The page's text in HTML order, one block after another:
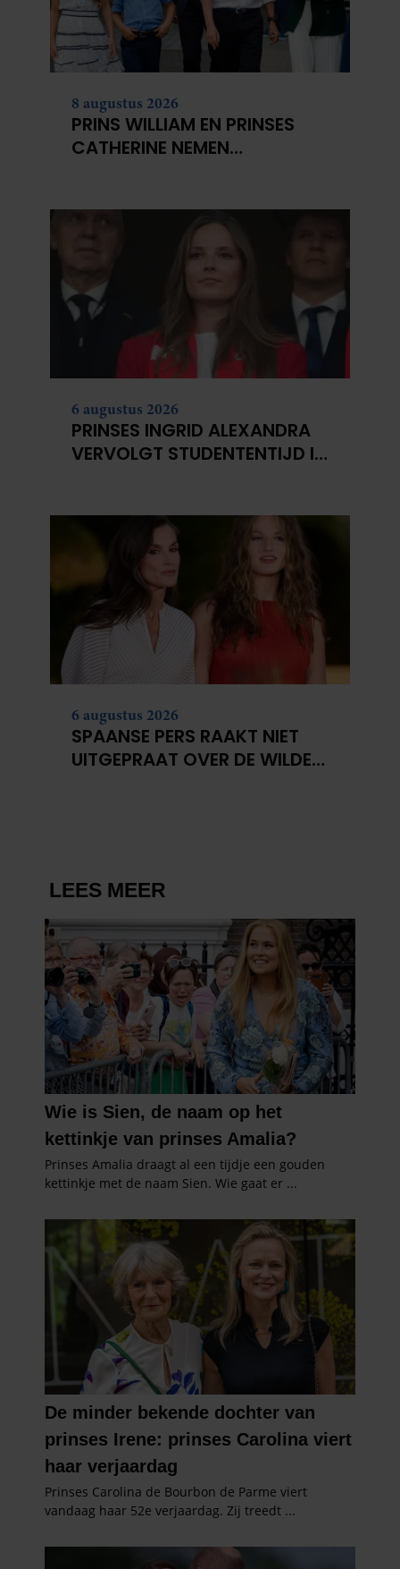
partners kunnen deze gegevens combineren met andere
informatie die u aan ze heeft verstrekt of die ze hebben
verzameld op basis van uw gebruik van hun services. U
gebruiken.8 augustus 2026
PRINS WILLIAM EN PRINSES
CATHERINE NEMEN
VAN HUN KINDEREN
6 augustus 2026
PRINSES INGRID ALEXANDRA
VERVOLGT STUDENTENTIJD IN
6 augustus 2026
SPAANSE PERS RAAKT NIET
UITGEPRAAT OVER DE WILDE